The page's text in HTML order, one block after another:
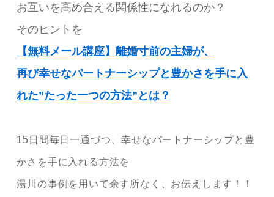
お互いを高め合える関係性になれるのか？
そのヒントを
【無料メール講座】離婚寸前の主婦が、
再び幸せなパートナーシップと豊かさを手に入
れた”たった一つの方法”とは？
15日間毎日一通づつ、幸せなパートナーシップと豊
かさを手に入れる方法を
湯川の事例を用いて余す所なく、お伝えします！！